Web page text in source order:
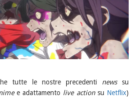
tutte le nostre precedenti newssu
e adattamento live actionsu Netflix)